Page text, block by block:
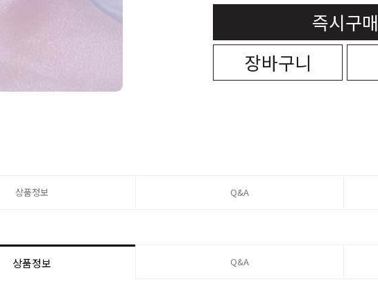
즉시구매
장바구니
상품정보 Q&A
상품정보 Q&A